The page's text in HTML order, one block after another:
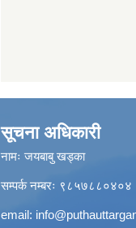
सूचना अधिकारी
नामः जयबाबु खड्का
सम्पर्क नम्बरः ९८५७८८०४०४
email: